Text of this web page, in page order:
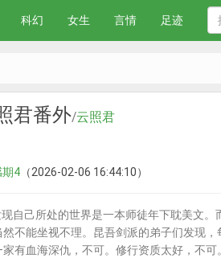
科幻 女生 言情 足迹
君番外/云照君
期4（2026-02-06 16:44:10）
自己所处的世界是一本师徒年下耽美文
不能坐视不理。昆吾剑派的弟子们发现
有血海深仇，不可。修行资质太好，不